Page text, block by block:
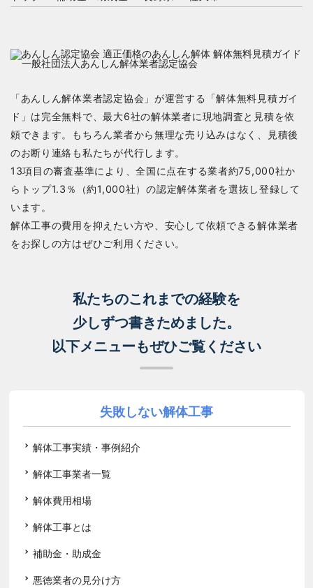
「あんしん解体業者認定協会」が運営する「解体無料見積ガイ
ド」は完全無料で、最大6社の解体業者に現地調査と見積を依
頼できます。もちろん業者から無理な売り込みはなく、見積後
のお断り連絡も私たちが代行します。
13項目の審査基準により、全国に点在する業者約75,000社か
らトップ1.3％（約1,000社）の認定解体業者を選抜し登録して
います。
解体工事の費用を抑えたい方や、安心して依頼できる解体業者
をお探しの方はぜひご利用ください。
私たちのこれまでの経験を
少しずつ書きためました。
以下メニューもぜひご覧ください
失敗しない解体工事
解体工事実績・事例紹介
解体工事業者一覧
解体費用相場
解体工事とは
補助金・助成金
悪徳業者の見分け方